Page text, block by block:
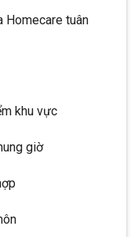
Homecare tuân
khu vực
giờ